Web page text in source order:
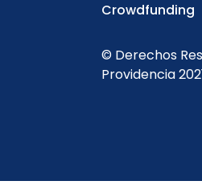
Crowdfunding
© Derechos
Providencia